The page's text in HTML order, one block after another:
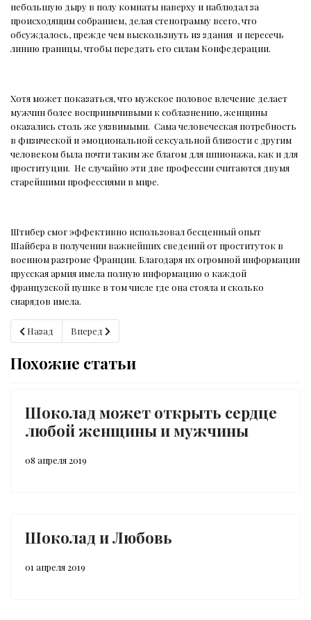
небольшую дыру в полу комнаты наверху и наблюдал за
происходящим собранием, делая стенограмму всего, что
обсуждалось, прежде чем выскользнуть из здания и пересечь
линию границы, чтобы передать его силам Конфедерации.
Хотя может показаться, что мужское половое влечение делает
мужчин более восприимчивыми к соблазнению, женщины
оказались столь же уязвимыми. Сама человеческая потребность
в физической и эмоциональной сексуальной близости с другим
человеком была почти таким же благом для шпионажа, как и для
проституции. Не случайно эти две профессии считаются двумя
старейшими профессиями в мире.
Штибер смог эффективно использовал бесценный опыт
Шайбера в получении важнейших сведений от проституток в
военном разгроме Франции. Благодаря их огромной информации
прусская армия имела полную информацию о каждой
французской пушке в том числе где она стояла и сколько
снарядов имела.
Предыдущий: Война, секс и шоколад
Назад Следующий: Немецкая разведка и шоколад
Вперед
Похожие статьи
Шоколад может открыть сердце
любой женщины и мужчины
08 апреля 2019
Шоколад и Любовь
01 апреля 2019